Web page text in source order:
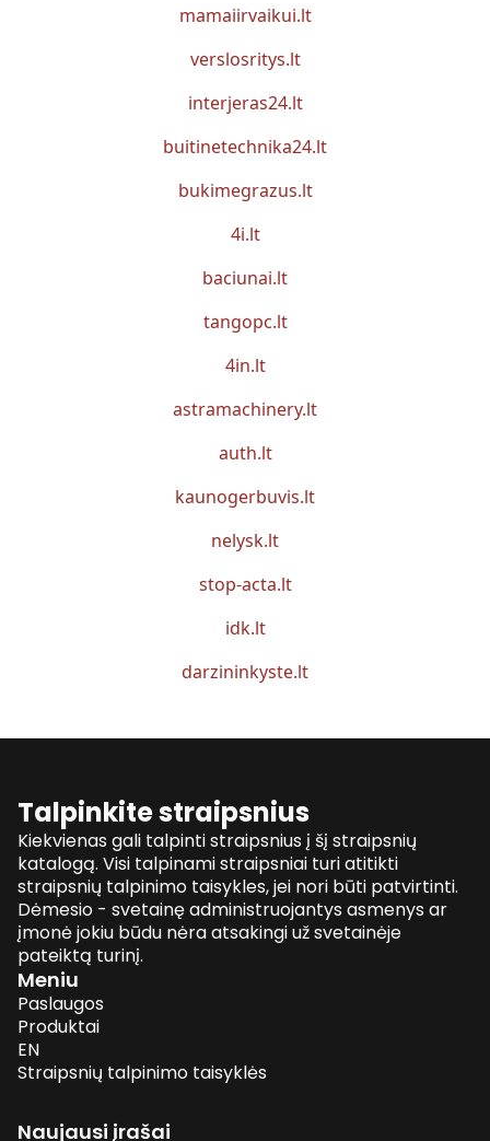
mamaiirvaikui.lt
verslosritys.lt
interjeras24.lt
buitinetechnika24.lt
bukimegrazus.lt
4i.lt
baciunai.lt
tangopc.lt
4in.lt
astramachinery.lt
auth.lt
kaunogerbuvis.lt
nelysk.lt
stop-acta.lt
idk.lt
darzininkyste.lt
Talpinkite straipsnius
Kiekvienas gali talpinti straipsnius į šį straipsnių
katalogą. Visi talpinami straipsniai turi atitikti
straipsnių talpinimo taisykles, jei nori būti patvirtinti.
Dėmesio - svetainę administruojantys asmenys ar
įmonė jokiu būdu nėra atsakingi už svetainėje
pateiktą turinį.
Meniu
Paslaugos
Produktai
EN
Straipsnių talpinimo taisyklės
Naujausi įrašai